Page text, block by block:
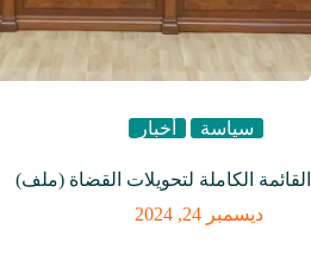
سياسة أخبار
القائمة الكاملة لتحويلات القضاة (ملف)
ديسمبر 24, 2024